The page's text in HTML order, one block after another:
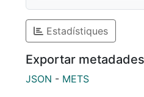
Estadístiques
Exportar metadades
JSON - METS